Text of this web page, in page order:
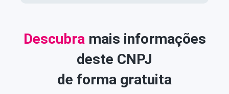
Descubramais informações
deste CNPJ
de forma gratuita